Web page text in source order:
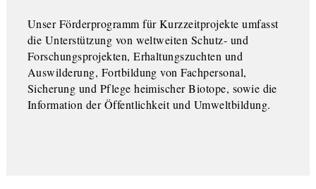
Unser Förderprogramm für Kurzzeitprojekte umfasst
die Unterstützung von weltweiten Schutz- und
Forschungsprojekten, Erhaltungszuchten und
Auswilderung, Fortbildung von Fachpersonal,
Sicherung und Pflege heimischer Biotope, sowie die
Information der Öffentlichkeit und Umweltbildung.